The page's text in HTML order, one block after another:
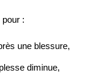
:
une blessure,
diminue,